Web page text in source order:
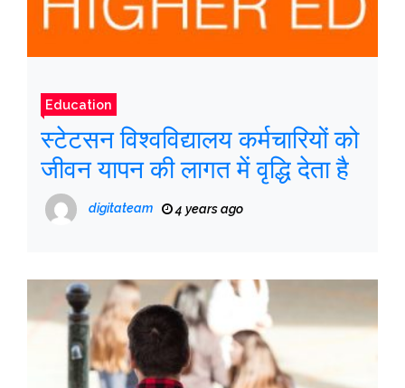
Education
स्टेटसन विश्वविद्यालय कर्मचारियों को
जीवन यापन की लागत में वृद्धि देता है
digitateam 4 years ago